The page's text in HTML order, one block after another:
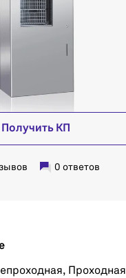
Получить КП
0 ответов
Проходная